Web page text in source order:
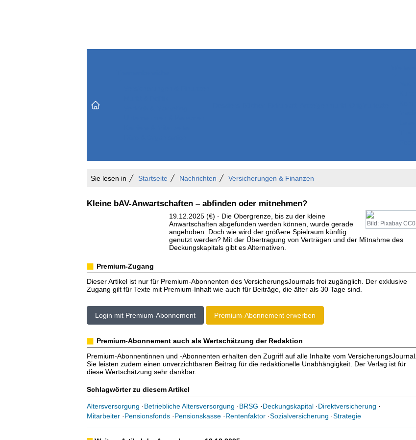
Sie lesen in Startseite Nachrichten Versicherungen & Finanzen
Kleine bAV-Anwartschaften – abfinden oder mitnehmen?
Bild: Pixabay CC0
19.12.2025 (€) - Die Obergrenze, bis zu der kleine
Anwartschaften abgefunden werden können, wurde gerade
angehoben. Doch wie wird der größere Spielraum künftig
genutzt werden? Mit der Übertragung von Verträgen und der Mitnahme des
Deckungskapitals gibt es Alternativen.
Premium-Zugang
Dieser Artikel ist nur für Premium-Abonnenten des VersicherungsJournals frei zugänglich. Der exklusive
Zugang gilt für Texte mit Premium-Inhalt wie auch für Beiträge, die älter als 30 Tage sind.
Login mit Premium-Abonnement Premium-Abonnement erwerben
Premium-Abonnement auch als Wertschätzung der Redaktion
Premium-Abonnentinnen und -Abonnenten erhalten den Zugriff auf alle Inhalte vom VersicherungsJournal.
Sie leisten zudem einen unverzichtbaren Beitrag für die redaktionelle Unabhängigkeit. Der Verlag ist für
diese Wertschätzung sehr dankbar.
Schlagwörter zu diesem Artikel
Altersversorgung ·Betriebliche Altersversorgung ·BRSG ·Deckungskapital·Direktversicherung ·
Mitarbeiter·Pensionsfonds·Pensionskasse·Rentenfaktor·Sozialversicherung ·Strategie